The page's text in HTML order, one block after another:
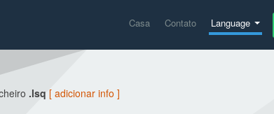
Casa Contato Language
.lsq [ adicionar info ]